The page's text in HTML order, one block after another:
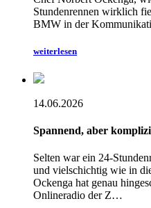
Stundenrennen wirklich
BMW in der
weiterlesen
14.06.2026
Spannend, aber
Selten war ein 24-
und vielschichtig wie in
Ockenga hat genau
Onlineradio der Z…